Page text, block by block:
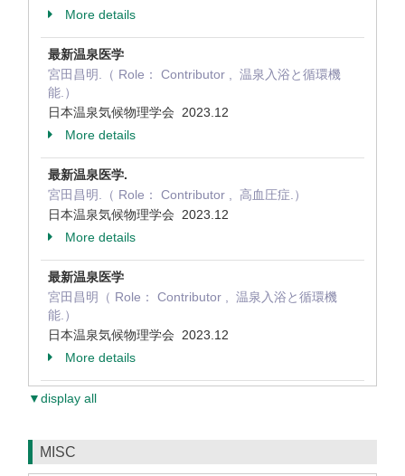
More details
最新温泉医学
宮田昌明.（ Role： Contributor , 温泉入浴と循環機
能.）
日本温泉気候物理学会 2023.12
More details
最新温泉医学.
宮田昌明.（ Role： Contributor , 高血圧症.）
日本温泉気候物理学会 2023.12
More details
最新温泉医学
宮田昌明（ Role： Contributor , 温泉入浴と循環機
能.）
日本温泉気候物理学会 2023.12
More details
▼display all
MISC